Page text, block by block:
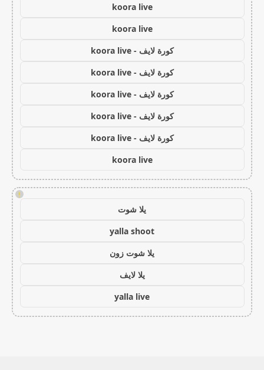
koora live
koora live
كورة لايف - koora live
كورة لايف - koora live
كورة لايف - koora live
كورة لايف - koora live
كورة لايف - koora live
koora live
!
يلا شوت
yalla shoot
يلا شوت زون
يلا لايف
yalla live